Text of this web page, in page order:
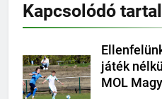
Kapcsolódó
játék
MOL